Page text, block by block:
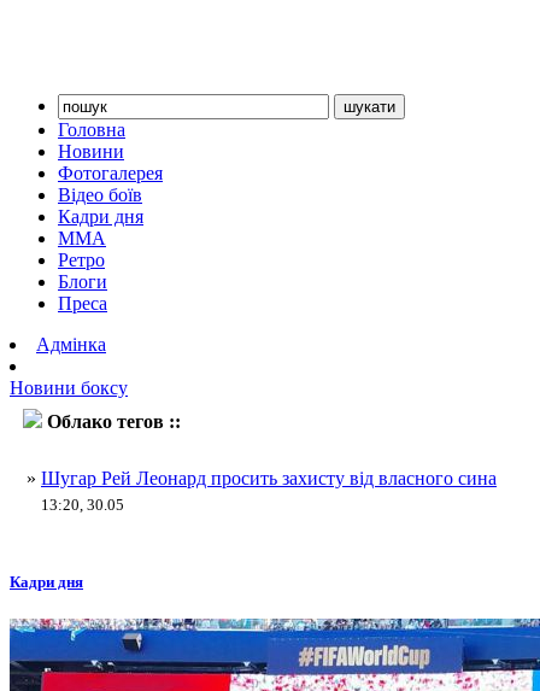
Головна
Новини
Фотогалерея
Відео боїв
Кадри дня
ММА
Ретро
Блоги
Преса
Адмінка
Новини боксу
Облако тегов ::
» Шугар Рей Леонард просить захисту від власного сина
13:20, 30.05
Кадри дня